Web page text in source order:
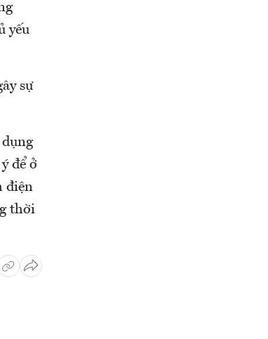
yếu
sự
để ở
điện
thời